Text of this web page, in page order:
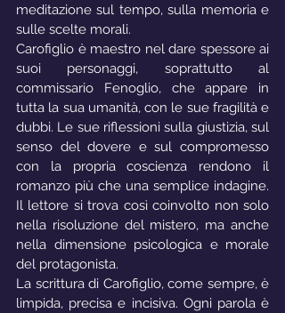
meditazione sul tempo, sulla memoria e
sulle scelte morali.
Carofiglio è maestro nel dare spessore ai
suoi personaggi, soprattutto al
commissario Fenoglio, che appare in
tutta la sua umanità, con le sue fragilità e
dubbi. Le sue riflessioni sulla giustizia, sul
senso del dovere e sul compromesso
con la propria coscienza rendono il
romanzo più che una semplice indagine.
Il lettore si trova così coinvolto non solo
nella risoluzione del mistero, ma anche
nella dimensione psicologica e morale
del protagonista.
La scrittura di Carofiglio, come sempre, è
limpida, precisa e incisiva. Ogni parola è